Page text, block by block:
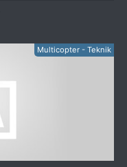
Multicopter - Teknik